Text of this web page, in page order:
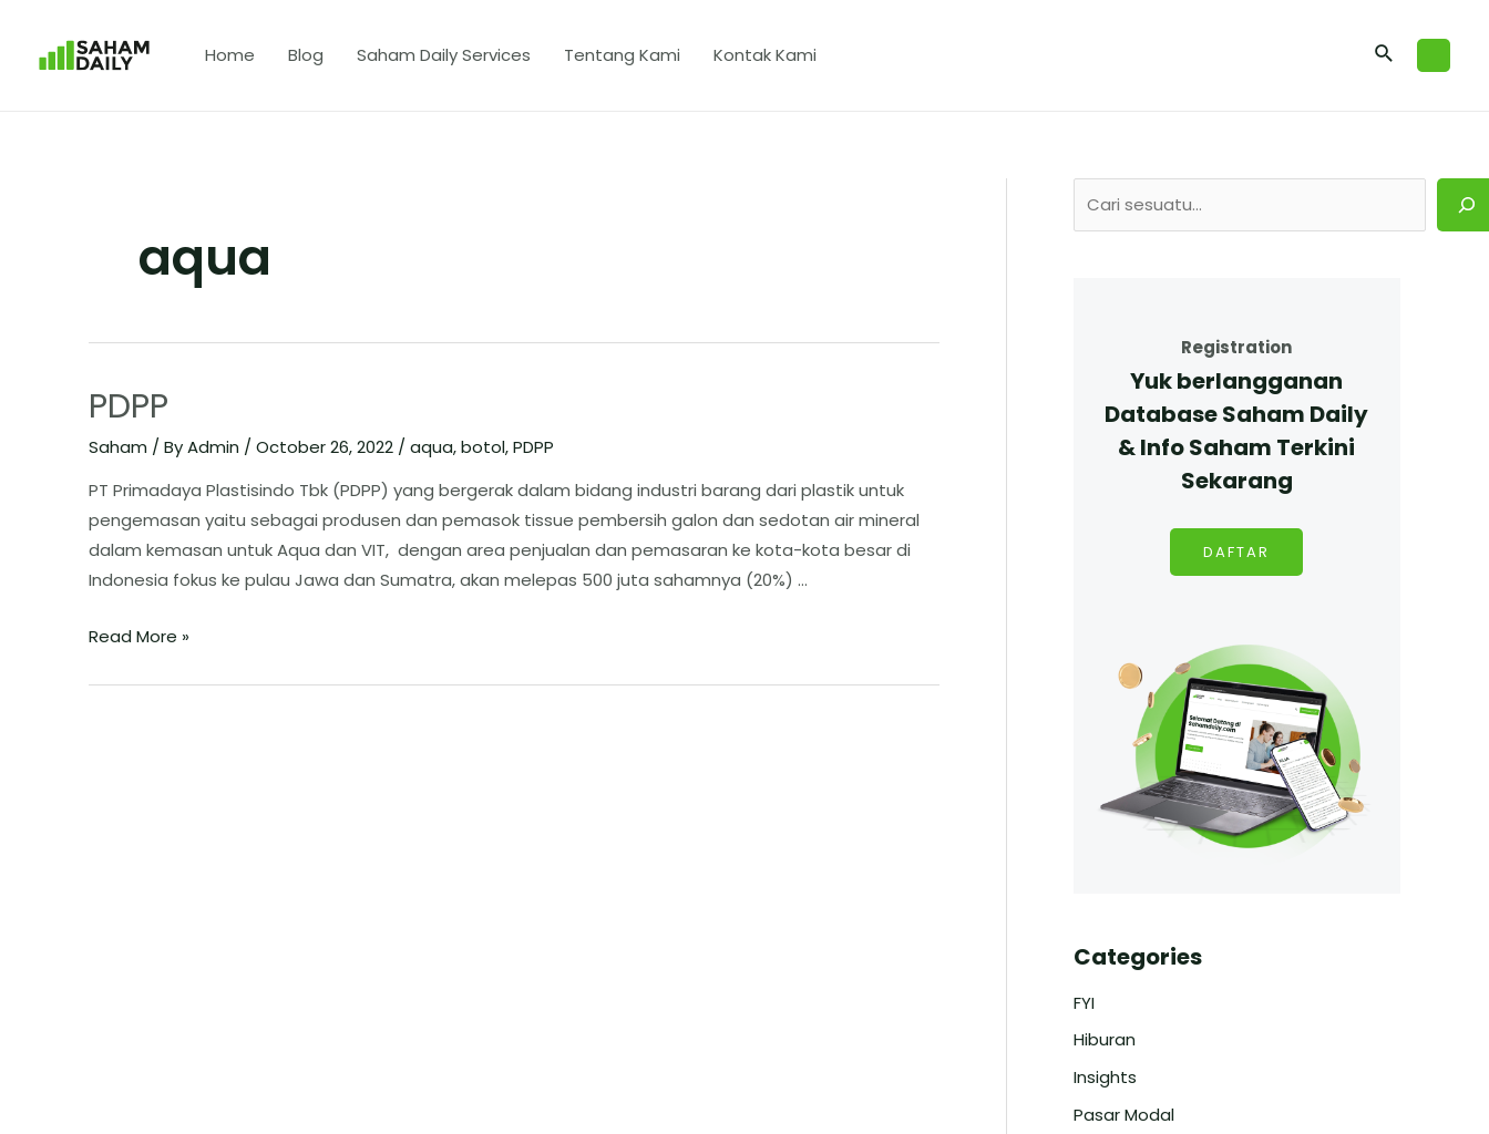
Home Blog Saham Daily Services Tentang Kami Kontak Kami
aqua
PDPP
Saham / ByAdmin /October 26, 2022 /aqua,botol,PDPP
PT Primadaya Plastisindo Tbk (PDPP) yang bergerak dalam bidang industri barang dari plastik untuk
pengemasan yaitu sebagai produsen dan pemasok tissue pembersih galon dan sedotan air mineral
dalam kemasan untuk Aqua dan VIT, dengan area penjualan dan pemasaran ke kota-kota besar di
Indonesia fokus ke pulau Jawa dan Sumatra, akan melepas 500 juta sahamnya (20%) …
Read More »
Registration
Yuk berlangganan
Database Saham Daily
& Info Saham Terkini
Sekarang
DAFTAR
Categories
FYI
Hiburan
Insights
Pasar Modal